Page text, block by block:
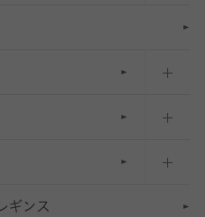
下
ックス
くるぶし上）
ス（深め）
ス（ふつう）
ス（浅め）
薄手タイツ）
レ ギンス